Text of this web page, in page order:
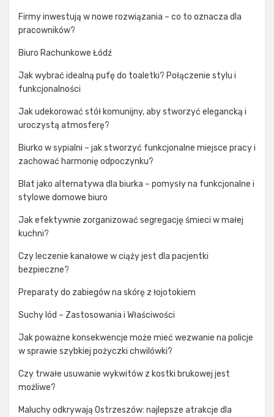
Firmy inwestują w nowe rozwiązania – co to oznacza dla
pracowników?
Biuro Rachunkowe Łódź
Jak wybrać idealną pufę do toaletki? Połączenie stylu i
funkcjonalności
Jak udekorować stół komunijny, aby stworzyć elegancką i
uroczystą atmosferę?
Biurko w sypialni – jak stworzyć funkcjonalne miejsce pracy i
zachować harmonię odpoczynku?
Blat jako alternatywa dla biurka – pomysły na funkcjonalne i
stylowe domowe biuro
Jak efektywnie zorganizować segregację śmieci w małej
kuchni?
Czy leczenie kanałowe w ciąży jest dla pacjentki
bezpieczne?
Preparaty do zabiegów na skórę z łojotokiem
Suchy lód – Zastosowania i Właściwości
Jak poważne konsekwencje może mieć wezwanie na policje
w sprawie szybkiej pożyczki chwilówki?
Czy trwałe usuwanie wykwitów z kostki brukowej jest
możliwe?
Maluchy odkrywają Ostrzeszów: najlepsze atrakcje dla